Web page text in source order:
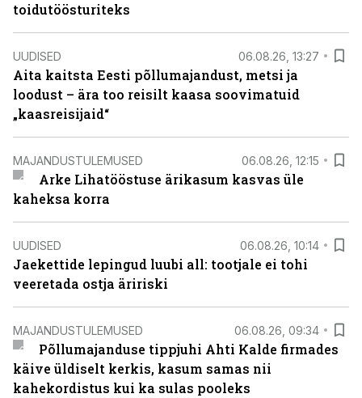
toidutöösturiteks
UUDISED 06.08.26, 13:27
Aita kaitsta Eesti põllumajandust, metsi ja
loodust – ära too reisilt kaasa soovimatuid
„kaasreisijaid“
MAJANDUSTULEMUSED 06.08.26, 12:15
Arke Lihatööstuse ärikasum kasvas üle
kaheksa korra
UUDISED 06.08.26, 10:14
Jaekettide lepingud luubi all: tootjale ei tohi
veeretada ostja äririski
MAJANDUSTULEMUSED 06.08.26, 09:34
Põllumajanduse tippjuhi Ahti Kalde firmades
käive üldiselt kerkis, kasum samas nii
kahekordistus kui ka sulas pooleks